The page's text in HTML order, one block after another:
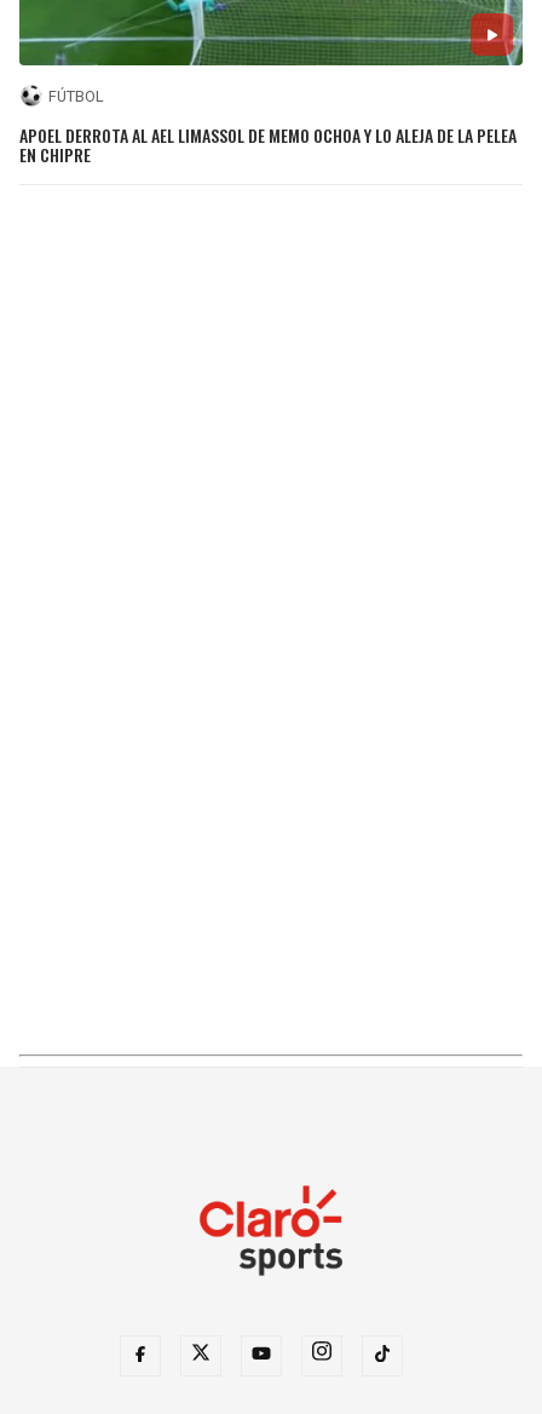
FÚTBOL
APOEL DERROTA AL AEL LIMASSOL DE MEMO OCHOA Y LO ALEJA DE LA PELEA
EN CHIPRE